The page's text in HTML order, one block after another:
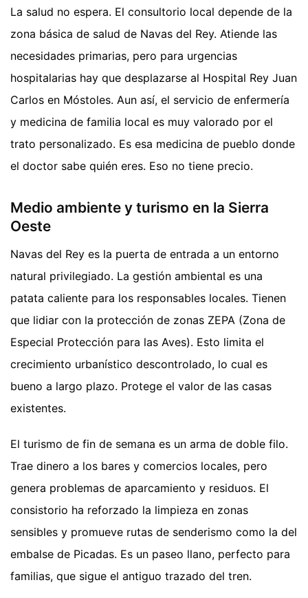
La salud no espera. El consultorio local depende de la
zona básica de salud de Navas del Rey. Atiende las
necesidades primarias, pero para urgencias
hospitalarias hay que desplazarse al Hospital Rey Juan
Carlos en Móstoles. Aun así, el servicio de enfermería
y medicina de familia local es muy valorado por el
trato personalizado. Es esa medicina de pueblo donde
el doctor sabe quién eres. Eso no tiene precio.
Medio ambiente y turismo en la Sierra
Oeste
Navas del Rey es la puerta de entrada a un entorno
natural privilegiado. La gestión ambiental es una
patata caliente para los responsables locales. Tienen
que lidiar con la protección de zonas ZEPA (Zona de
Especial Protección para las Aves). Esto limita el
crecimiento urbanístico descontrolado, lo cual es
bueno a largo plazo. Protege el valor de las casas
existentes.
El turismo de fin de semana es un arma de doble filo.
Trae dinero a los bares y comercios locales, pero
genera problemas de aparcamiento y residuos. El
consistorio ha reforzado la limpieza en zonas
sensibles y promueve rutas de senderismo como la del
embalse de Picadas. Es un paseo llano, perfecto para
familias, que sigue el antiguo trazado del tren.